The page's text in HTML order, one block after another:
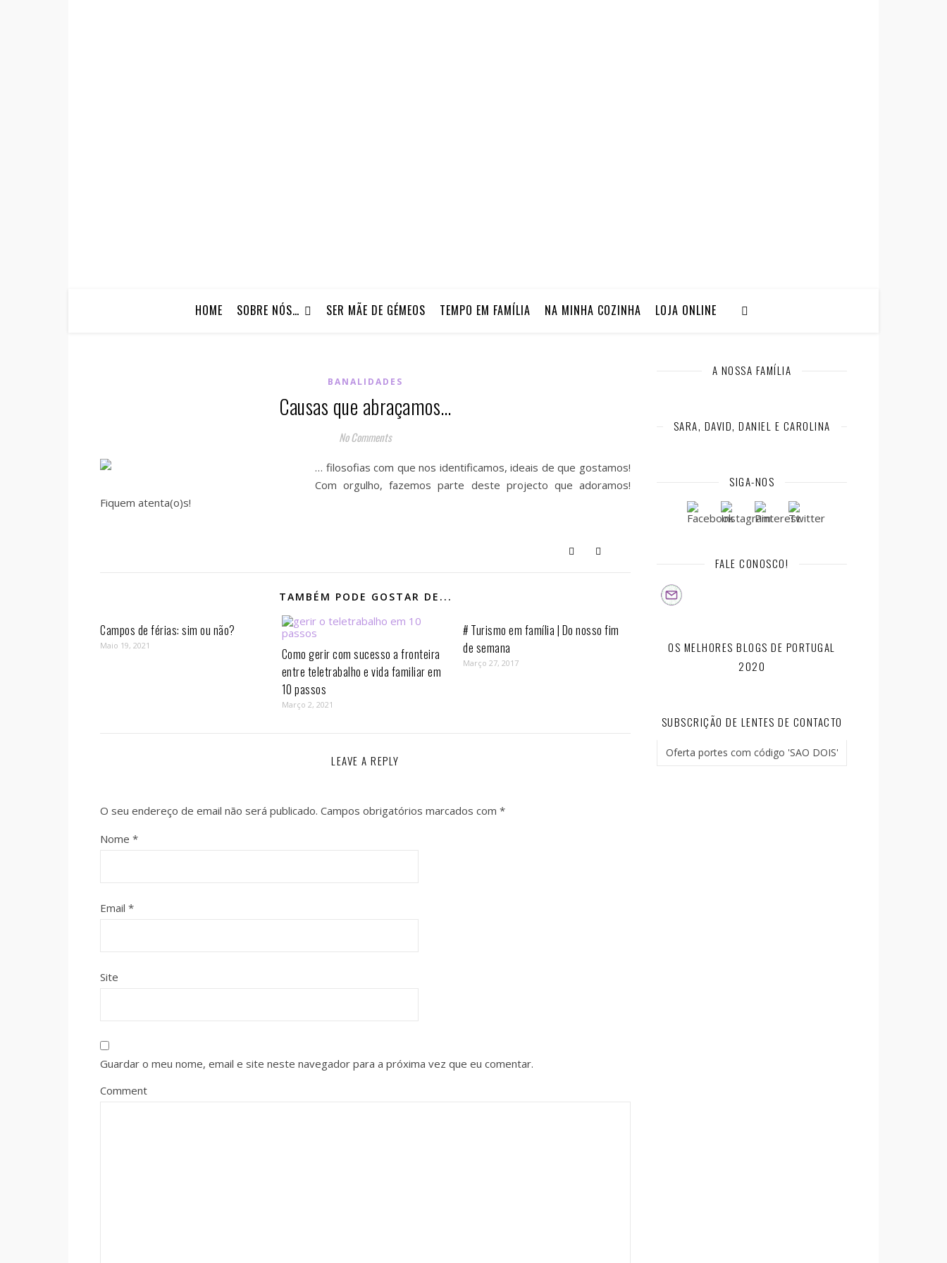
HOME SOBRE NÓS… SER MÃE DE GÉMEOS TEMPO EM FAMÍLIA NA MINHA COZINHA LOJA ONLINE
BANALIDADES
Causas que abraçamos…
No Comments
… filosofias com que nos identificamos, ideais de que gostamos!
Com orgulho, fazemos parte deste projecto que adoramos!
Fiquem atenta(o)s!
TAMBÉM PODE GOSTAR DE...
Campos de férias: sim ou não?
Maio 19, 2021
Como gerir com sucesso a fronteira
entre teletrabalho e vida familiar em
10 passos⁣
Março 2, 2021
# Turismo em família | Do nosso fim
de semana
Março 27, 2017
LEAVE A REPLY
O seu endereço de email não será publicado. Campos obrigatórios marcados com *
Nome *
Email *
Site
Guardar o meu nome, email e site neste navegador para a próxima vez que eu comentar.
Comment
A NOSSA FAMÍLIA
SARA, DAVID, DANIEL E CAROLINA
SIGA-NOS
FALE CONOSCO!
OS MELHORES BLOGS DE PORTUGAL
2020
SUBSCRIÇÃO DE LENTES DE CONTACTO
Oferta portes com código 'SAO DOIS'